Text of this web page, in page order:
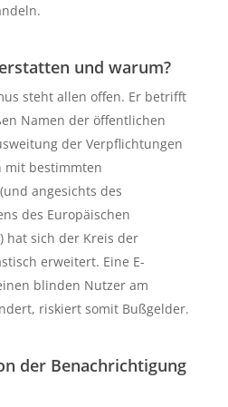
und warum?
steht allen offen. Er betrifft
Namen der öffentlichen
der Verpflichtungen
mit bestimmten
angesichts des
des Europäischen
hat sich der Kreis der
erweitert. Eine E-
blinden Nutzer am
riskiert somit Bußgelder.
der Benachrichtigung